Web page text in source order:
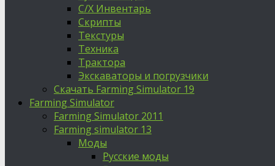
С/Х Инвентарь
Скрипты
Текстуры
Техника
Трактора
Экскаваторы и погрузчики
Скачать Farming Simulator 19
Farming Simulator
Farming Simulator 2011
Farming simulator 13
Моды
Русские моды